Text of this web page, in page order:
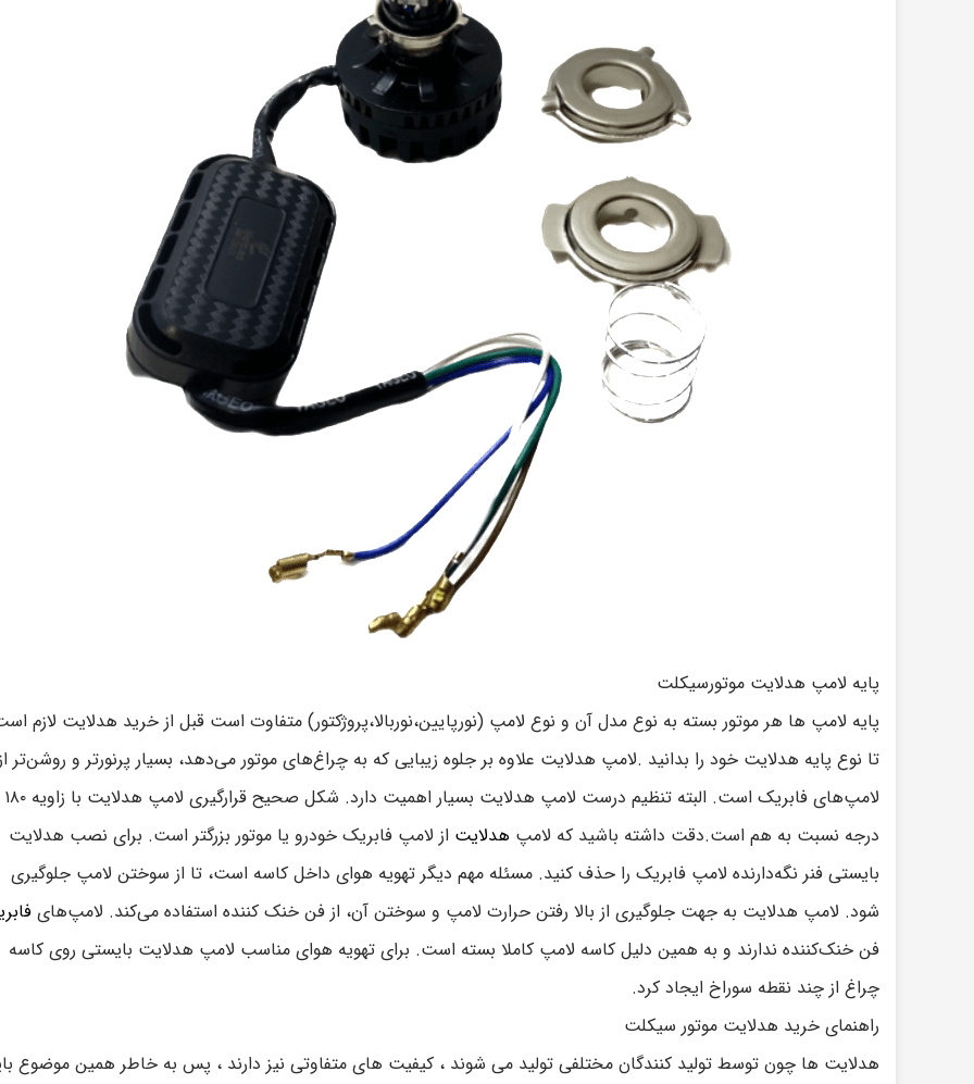
پایه لامپ هدلایت موتورسیکلت
پایه لامپ ها هر موتور بسته به نوع مدل آن و نوع لامپ (نورپایین،نوربالا،پروژکتور) متفاوت است قبل از خرید هدلایت لازم
تا نوع پایه هدلایت خود را بدانید .لامپ هدلایت علاوه بر جلوه زیبایی که به چراغ‌های موتور می‌دهد، بسیار پرنورتر و روشن‌تر
لامپ‌های فابریک است. البته تنظیم درست لامپ هدلایت بسیار اهمیت دارد. شکل صحیح قرار‌گیری لامپ هدلایت با زاویه ۱۸۰
درجه نسبت به هم است.دقت داشته باشید که لامپ هدلایت از لامپ فابریک خودرو یا موتور بزرگتر است. برای نصب هدلایت
بایستی فنر نگه‌دارنده لامپ فابریک را حذف کنید. مسئله مهم دیگر تهویه هوای داخل کاسه است، تا از سوختن لامپ جلوگیری
شود. لامپ هدلایت به جهت جلوگیری از بالا رفتن حرارت لامپ و سوختن آن، از فن خنک کننده استفاده می‌کند. لامپ‌های
فن خنک‌کننده ندارند و به همین دلیل کاسه لامپ کاملا بسته است. برای تهویه هوای مناسب لامپ هدلایت بایستی روی کاسه
چراغ از چند نقطه سوراخ ایجاد کرد.
راهنمای خرید هدلایت موتور سیکلت
هدلایت ها چون توسط تولید کنندگان مختلفی تولید می شوند ، کیفیت های متفاوتی نیز دارند ، پس به خاطر همین موضوع